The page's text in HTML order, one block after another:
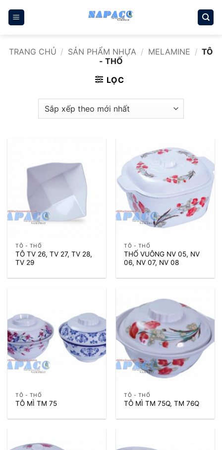
qua
TRANG CHỦ / SẢN PHẨM NHỰA / MELAMINE / TÔ
- THỐ
LỌC
TÔ - THỐ
TÔ TV 26, TV 27, TV 28,
TV 29
TÔ - THỐ
THỐ VUÔNG NV 05, NV
06, NV 07, NV 08
TÔ - THỐ
TÔ MÌ TM 75
TÔ - THỐ
TÔ MÌ TM 75Q, TM 76Q